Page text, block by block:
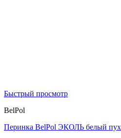
Быстрый просмотр
BelPol
Перинка BelPol ЭКОЛЬ белый